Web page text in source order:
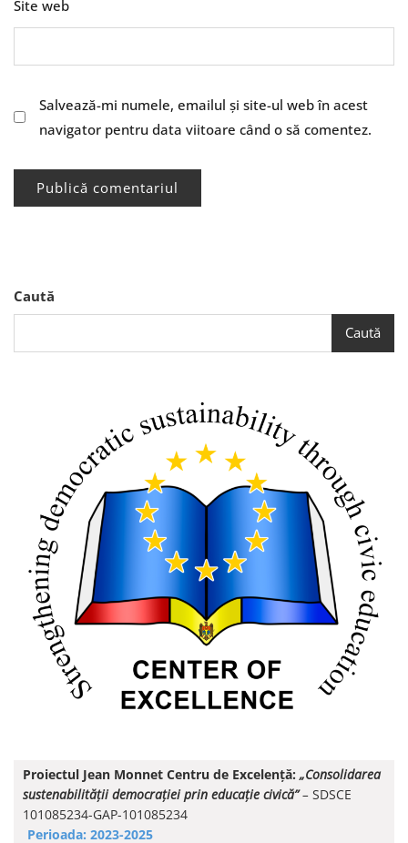
Site web
Salvează-mi numele, emailul și site-ul web în acest
navigator pentru data viitoare când o să comentez.
Caută
Caută
Proiectul Jean Monnet Centru de Excelență: „Consolidarea
sustenabilității democrației prin educație civică”– SDSCE
101085234-GAP-101085234
Perioada: 2023-2025